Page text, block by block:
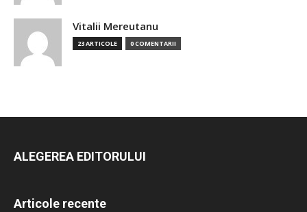
Vitalii Mereutanu
23 ARTICOLE 0 COMENTARII
ALEGEREA EDITORULUI
Articole recente